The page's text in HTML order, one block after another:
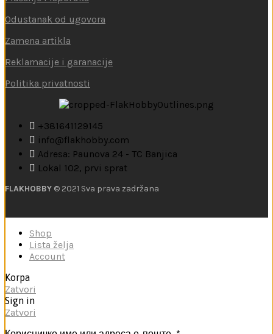
Odustanak od ugovora
Zamena artikla
Reklamacije i garanacije
Politika privatnosti
+381641129145
info@flakhobby.com
Adresa: Paunova 24 - TC Banjica
Lokal 102, prvi sprat
FLAKHOBBY © 2021 Sva prava zadržana
Shop
Lista želja
Account
Korpa
Zatvori
Sign in
Zatvori